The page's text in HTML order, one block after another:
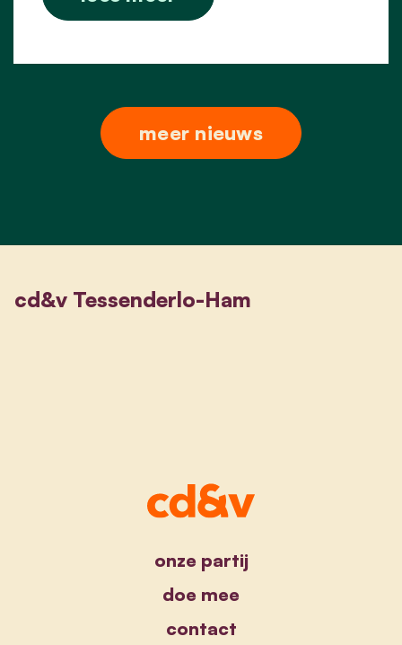
meer nieuws
cd&v Tessenderlo-Ham
onze partij
doe mee
contact